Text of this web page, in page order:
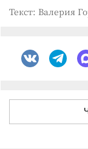
Текст: Валерия